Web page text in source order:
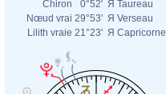
Chiron
0°52' Я Taureau
Nœud vrai 29°53' Я Verseau
Lilith vraie 21°23' Я Capricorne